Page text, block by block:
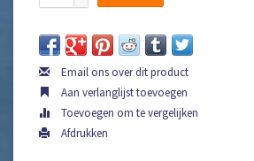
Email ons over dit product
Aan verlanglijst toevoegen
Toevoegen om te vergelijken
Afdrukken